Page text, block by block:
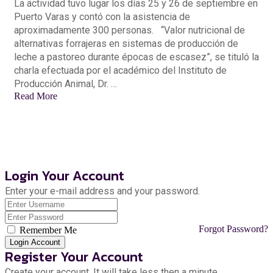
La actividad tuvo lugar los días 25 y 26 de septiembre en
Puerto Varas y contó con la asistencia de
aproximadamente 300 personas. “Valor nutricional de
alternativas forrajeras en sistemas de producción de
leche a pastoreo durante épocas de escasez”, se tituló la
charla efectuada por el académico del Instituto de
Producción Animal, Dr. …
Read More
Login Your Account
Enter your e-mail address and your password.
Remember Me Forgot Password?
Register Your Account